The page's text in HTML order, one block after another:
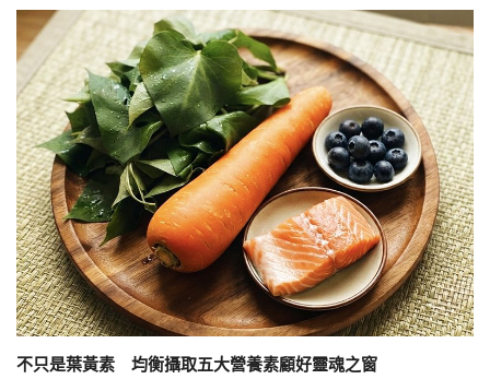
不只是葉黃素 均衡攝取五大營養素顧好靈魂之窗